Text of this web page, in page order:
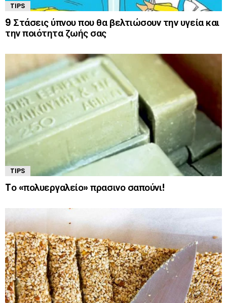
TIPS
9 Στάσεις ύπνου που θα βελτιώσουν την υγεία και
την ποιότητα ζωής σας
TIPS
Tο «πολυεργαλείο» πρασινο σαπούνι!